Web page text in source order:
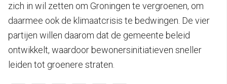
zich in wil zetten om Groningen te vergroenen, om
daarmee ook de klimaatcrisis te bedwingen. De vier
partijen willen daarom dat de gemeente beleid
ontwikkelt, waardoor bewonersinitiatieven sneller
leiden tot groenere straten.